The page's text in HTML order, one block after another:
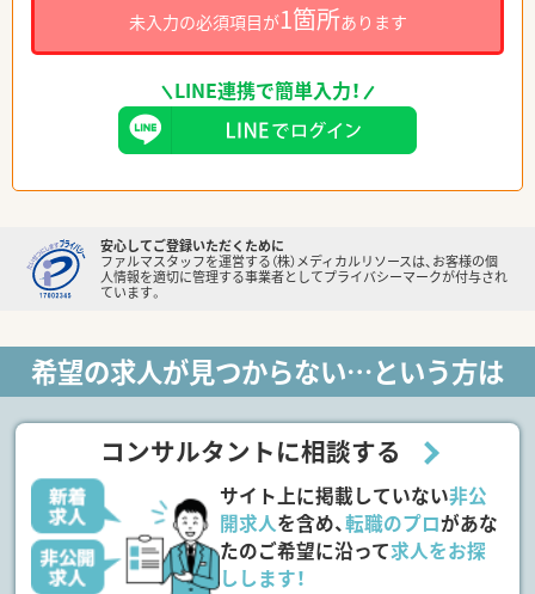
未入力の必須項目が1箇所あります
LINE連携で簡単入力！
安心してご登録いただくために
ファルマスタッフを運営する（株）メディカルリソースは、お客様の個
人情報を適切に管理する事業者としてプライバシーマークが付与され
ています。
希望の求人が見つからない…という方は
コンサルタントに相談する
サイト上に掲載していない非公
開求人を含め、転職のプロがあな
たのご希望に沿って求人をお探
しします！